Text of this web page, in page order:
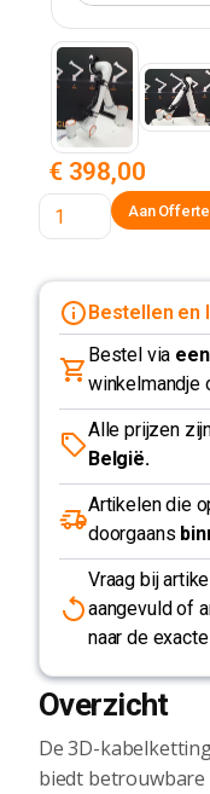
€ 398,00
Bestellen en
Bestel via
winkelmandje
Alle prijzen
België.
Artikelen die
doorgaans
Vraag bij
aangevuld of
naar de
Overzicht
De 3D-
biedt